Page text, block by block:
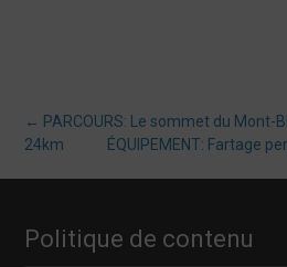
Post
← PARCOURS: Le sommet du Mont-
24km
ÉQUIPEMENT: Fartage
Politique de contenu